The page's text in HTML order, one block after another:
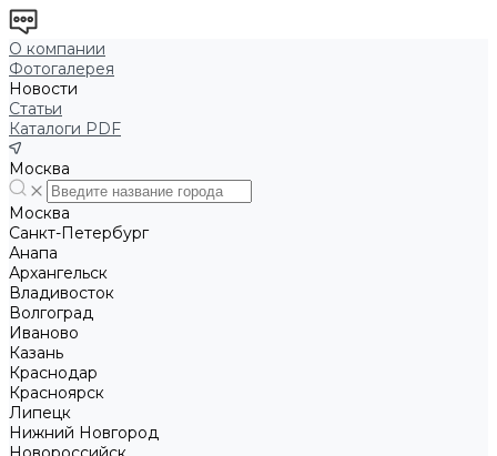
О компании
Фотогалерея
Новости
Статьи
Каталоги PDF
Москва
Москва
Санкт-Петербург
Анапа
Архангельск
Владивосток
Волгоград
Иваново
Казань
Краснодар
Красноярск
Липецк
Нижний Новгород